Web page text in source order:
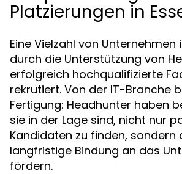
Platzierungen in
Eine Vielzahl von Unternehmen
durch die Unterstützung von
erfolgreich hochqualifizierte
rekrutiert. Von der IT-Branche
Fertigung: Headhunter haben
sie in der Lage sind, nicht nur
Kandidaten zu finden, sondern
langfristige Bindung an das
fördern.